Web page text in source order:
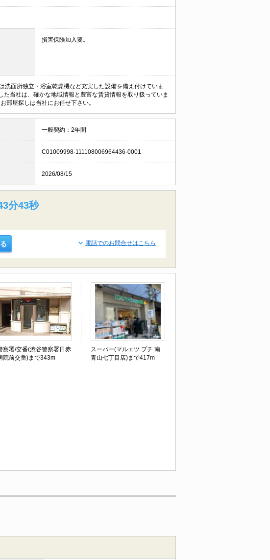
損害保険加入要。
面所独立・浴室乾燥機など充実した設備を備え付けていま
当社は、確かな地域情報と豊富な賃貸情報を取り扱っていま
部屋探しは当社にお任せ下さい。
一般契約：2年間
C01009998-111108006964436-0001
2026/08/15
分42秒
電話でのお問合せはこちら
察署/交番(渋谷警察署日赤
院前交番)まで343m
スーパー(マルエツ プチ 南
青山七丁目店)まで417m